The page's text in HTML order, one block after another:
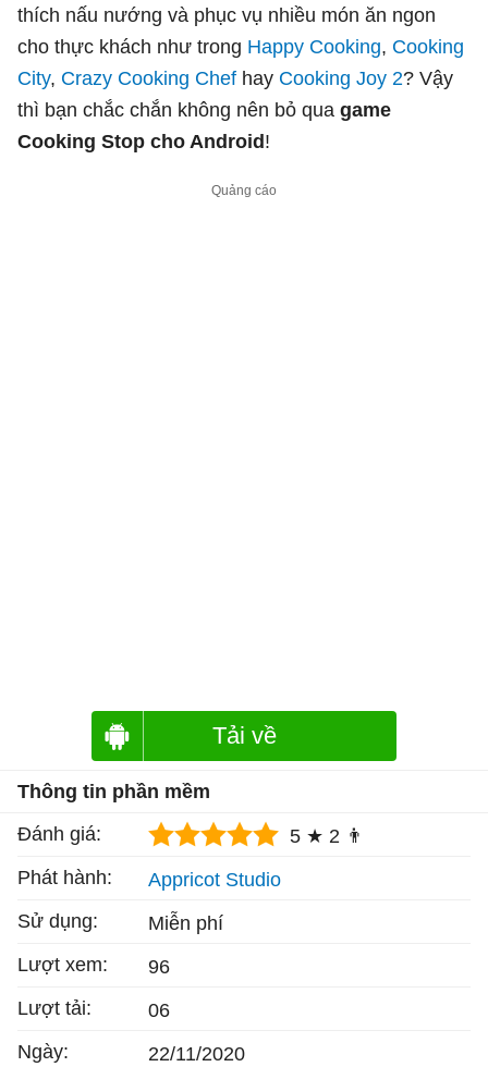
thích nấu nướng và phục vụ nhiều món ăn ngon
cho thực khách như trong Happy Cooking, Cooking
City, Crazy Cooking Chef hay Cooking Joy 2? Vậy
thì bạn chắc chắn không nên bỏ qua game
Cooking Stop cho Android!
Tải về
Thông tin phần mềm
Đánh giá:
5 ★ 2 👨
Phát hành:
Appricot Studio
Sử dụng:
Miễn phí
Lượt xem:
96
Lượt tải:
06
Ngày:
22/11/2020